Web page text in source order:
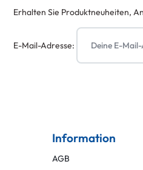
Erhalten Sie Produktneuheiten,
E-Mail-Adresse:
Information
AGB